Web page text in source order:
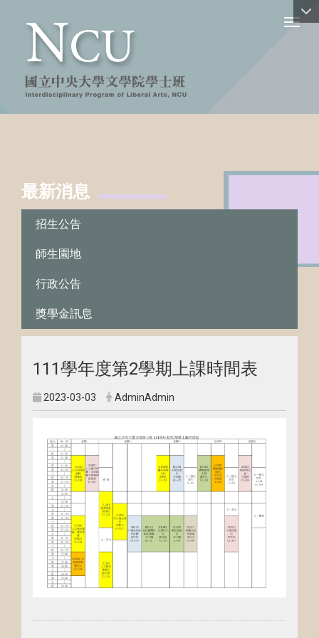
最新消息
招生公告
師生園地
行政公告
獎學金訊息
111學年度第2學期上課時間表
2023-03-03 AdminAdmin